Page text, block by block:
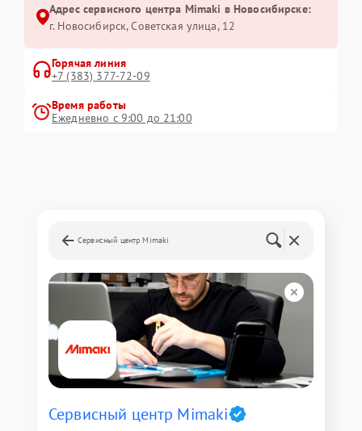
Адрес сервисного центра Mimaki в Новосибирске:
г. Новосибирск, Советская улица, 12
Горячая линия
+7 (383) 377-72-09
Время работы
Ежедневно с 9:00 до 21:00
Сервисный центр Mimaki
Сервисный центр Mimaki